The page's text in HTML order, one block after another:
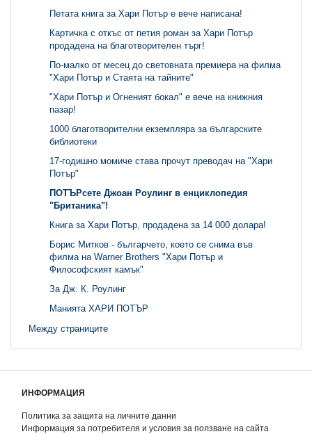
Петата книга за Хари Потър е вече написана!
Картичка с откъс от петия роман за Хари Потър
продадена на благотворителен търг!
По-малко от месец до световната премиера на филма
"Хари Потър и Стаята на тайните"
"Хари Потър и Огненият бокал" е вече на книжния
пазар!
1000 благотворителни екземпляра за българските
библиотеки
17-годишно момиче става прочут преводач на "Хари
Потър"
ПОТЪРсете Джоан Роулинг в енциклопедия
"Британика"!
Книга за Хари Потър, продадена за 14 000 долара!
Борис Митков - българчето, което се снима във
филма на Warner Brothers "Хари Потър и
Философският камък"
За Дж. К. Роулинг
Манията ХАРИ ПОТЪР
Между страниците
ИНФОРМАЦИЯ
Политика за защита на личните данни
Информация за потребителя и условия за ползване на сайта